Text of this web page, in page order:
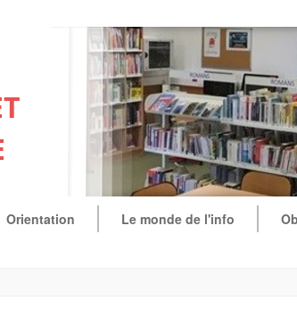
Orientation Le monde de l'info